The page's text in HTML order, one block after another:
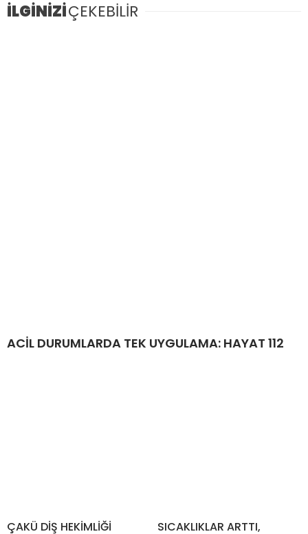
İLGİNİZİÇEKEBİLİR
ACİL DURUMLARDA TEK UYGULAMA: HAYAT 112
ÇAKÜ DİŞ HEKİMLİĞİ SICAKLIKLAR ARTTI,